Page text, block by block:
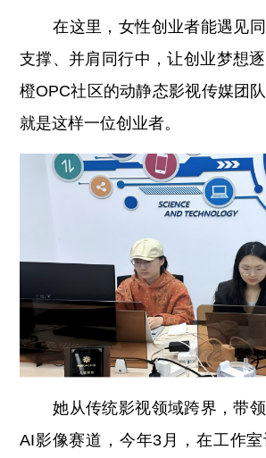
在这里，女性创业者能遇见
支撑、并肩同行中，让创业梦想
橙OPC社区的动静态影视传媒团
就是这样一位创业者。
她从传统影视领域跨界，带
AI影像赛道，今年3月，在工作室